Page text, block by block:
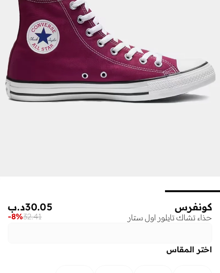
كونفرس
حذاء تشاك تايلور اول ستار
د.ب30.05
32.41
-8%
اختر المقاس